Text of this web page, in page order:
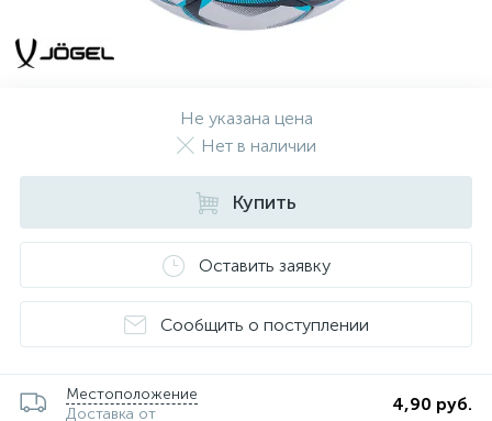
Не указана цена
Нет в наличии
Купить
Оставить заявку
Сообщить о поступлении
Местоположение
Доставка от
4,90 руб.